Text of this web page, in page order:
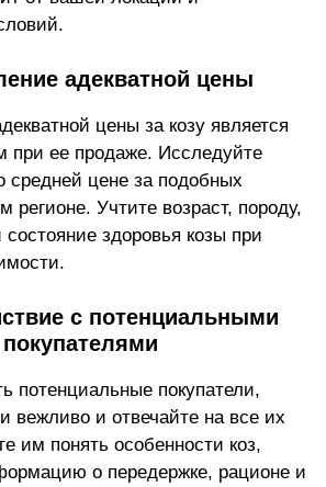
адекватной цены
цены за козу является
при ее продаже. Исследуйте
средней цене за подобных
Учтите возраст, породу,
состояние здоровья козы при
с потенциальными
покупателями
потенциальные покупатели,
вежливо и отвечайте на все их
им понять особенности коз,
о передержке, рационе и